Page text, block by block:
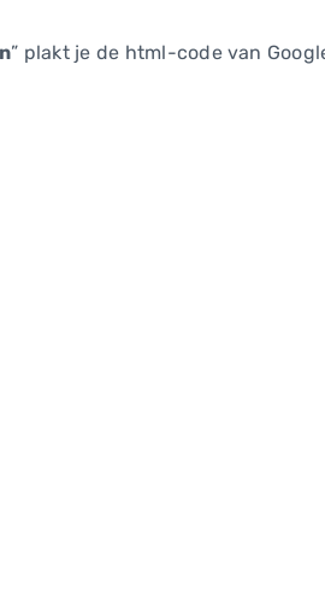
” plakt je de html-code van